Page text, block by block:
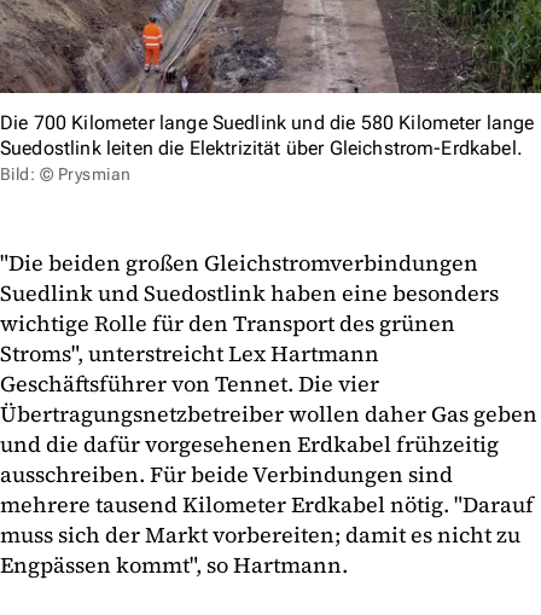
Die 700 Kilometer lange Suedlink und die 580 Kilometer lange
Suedostlink leiten die Elektrizität über Gleichstrom-Erdkabel.
Bild: © Prysmian
"Die beiden großen Gleichstromverbindungen
Suedlink und Suedostlink haben eine besonders
wichtige Rolle für den Transport des grünen
Stroms", unterstreicht Lex Hartmann
Geschäftsführer von Tennet. Die vier
Übertragungsnetzbetreiber wollen daher Gas geben
und die dafür vorgesehenen Erdkabel frühzeitig
ausschreiben. Für beide Verbindungen sind
mehrere tausend Kilometer Erdkabel nötig. "Darauf
muss sich der Markt vorbereiten; damit es nicht zu
Engpässen kommt", so Hartmann.